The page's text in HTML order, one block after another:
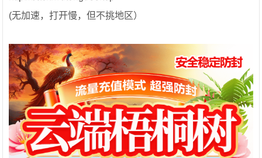
(无加速，打开慢，但不挑地区）